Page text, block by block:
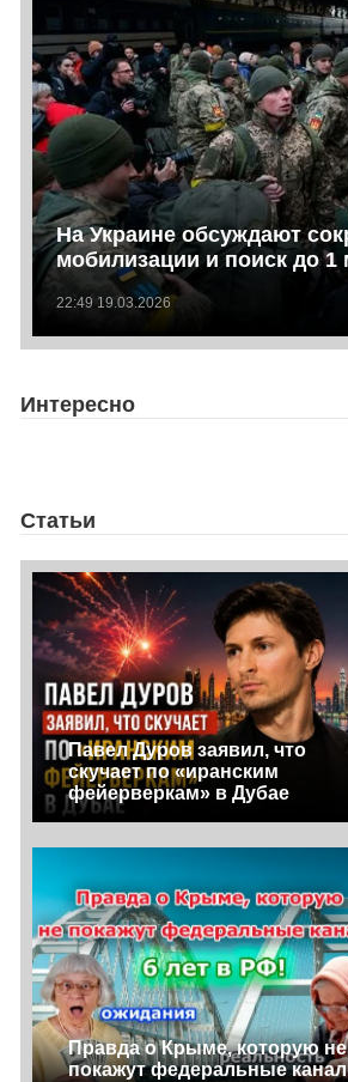
На Украине обсуждают
мобилизации и поиск до 1
22:49 19.03.2026
Интересно
Статьи
Павел Дуров заявил, что
скучает по «иранским
фейерверкам» в Дубае
Правда о Крыме, которую не
покажут федеральные